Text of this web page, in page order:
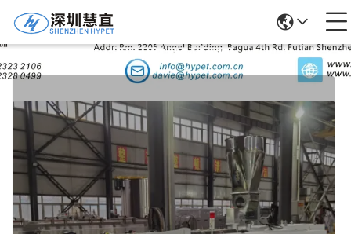
उत्पादों का विवरण